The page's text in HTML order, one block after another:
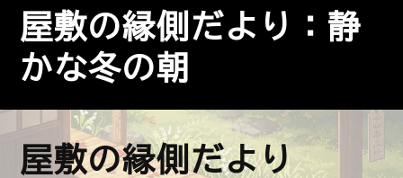
屋敷の縁側だより：静
かな冬の朝
屋敷の縁側だより